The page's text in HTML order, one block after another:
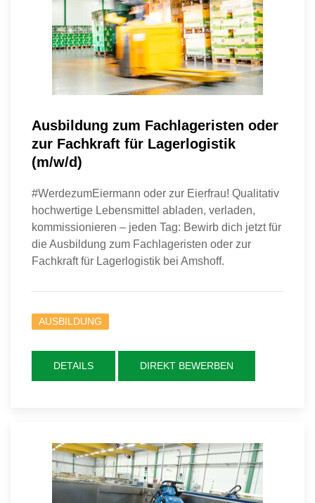
Ausbildung zum Fachlageristen oder
zur Fachkraft für Lagerlogistik
(m/w/d)
#WerdezumEiermann oder zur Eierfrau! Qualitativ
hochwertige Lebensmittel abladen, verladen,
kommissionieren – jeden Tag: Bewirb dich jetzt für
die Ausbildung zum Fachlageristen oder zur
Fachkraft für Lagerlogistik bei Amshoff.
AUSBILDUNG
DETAILS DIREKT BEWERBEN